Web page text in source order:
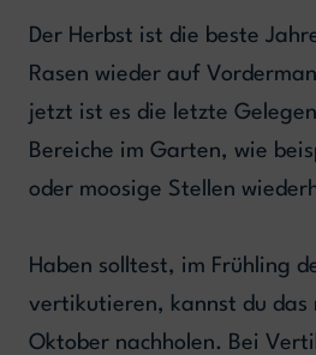
Der Herbst ist die beste
Rasen wieder auf
jetzt ist es die letzte
Bereiche im Garten, wie
oder moosige Stellen
Haben solltest, im Frühling
vertikutieren, kannst du das
Oktober nachholen. Bei